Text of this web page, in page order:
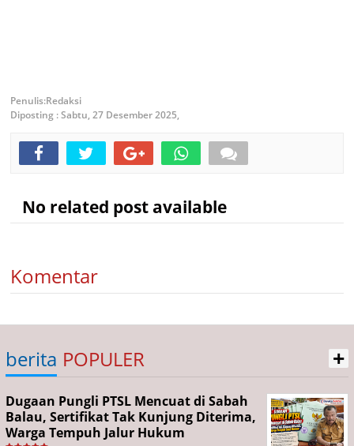
Redaksi
Diposting :Sabtu, 27 Desember 2025,
No related post available
Komentar
berita POPULER +
Dugaan Pungli PTSL Mencuat di Sabah
Balau, Sertifikat Tak Kunjung Diterima,
Warga Tempuh Jalur Hukum